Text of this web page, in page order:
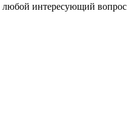
любой интересующий вопрос